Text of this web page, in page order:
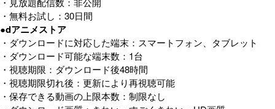
・無料お試し：30日間
●dアニメストア
・ダウンロードに対応した端末：スマートフォン、タブレット
・ダウンロード可能な端末数：1台
・視聴期限：ダウンロード後48時間
・視聴期限切れ後：更新により再視聴可能
・保存できる動画の上限本数：制限なし